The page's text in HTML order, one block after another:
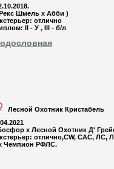
Шмель х Абби )
отлично
II - У , III - б/л
Лесной Охотник Кристабель
х Лесной Охотник Д'
отлично,CW, CAC, ЛС,
Чемпион РФЛС.